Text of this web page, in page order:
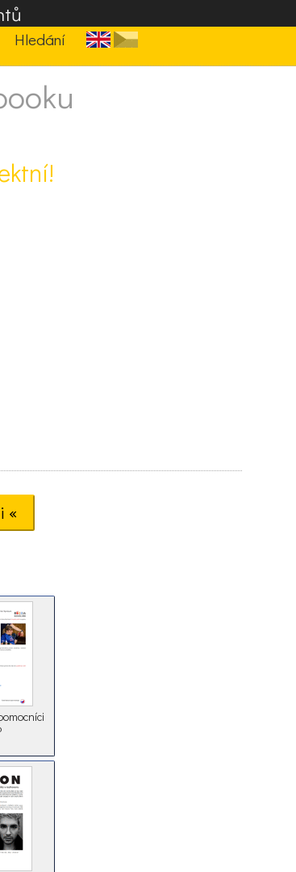
Hledání
«